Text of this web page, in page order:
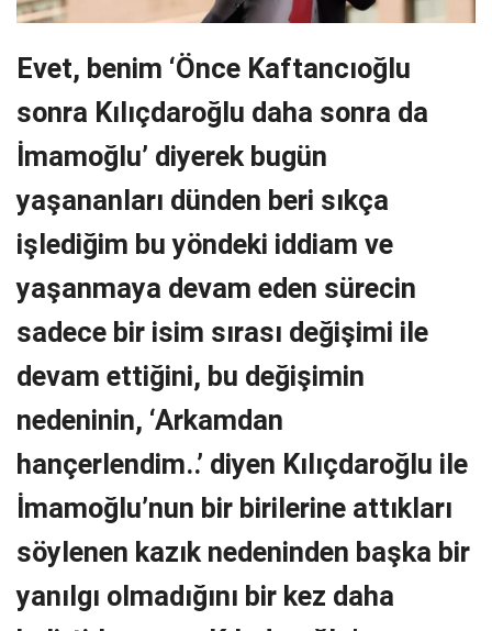
Evet, benim ‘Önce Kaftancıoğlu
sonra Kılıçdaroğlu daha sonra da
İmamoğlu’ diyerek bugün
yaşananları dünden beri sıkça
işlediğim bu yöndeki iddiam ve
yaşanmaya devam eden sürecin
sadece bir isim sırası değişimi ile
devam ettiğini, bu değişimin
nedeninin, ‘Arkamdan
hançerlendim..’ diyen Kılıçdaroğlu ile
İmamoğlu’nun bir birilerine attıkları
söylenen kazık nedeninden başka bir
yanılgı olmadığını bir kez daha